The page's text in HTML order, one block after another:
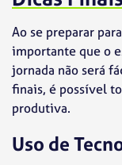
Ao se preparar
importante que o
jornada não será
finais, é possível
produtiva.
Uso de